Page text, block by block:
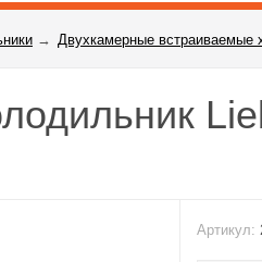
→ Двухкамерные встраиваемые
Артикул: